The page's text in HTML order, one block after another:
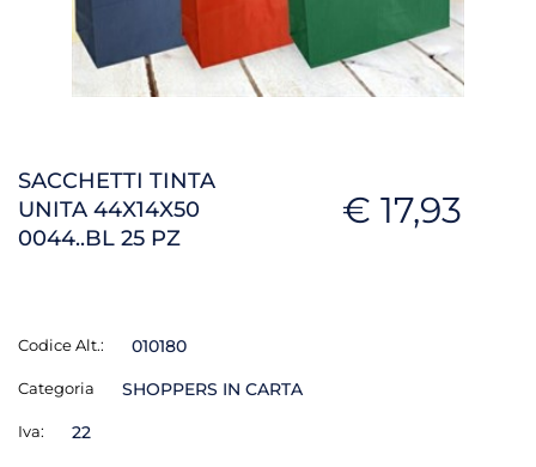
SACCHETTI TINTA
UNITA 44X14X50
0044..BL 25 PZ
€ 17,93
Codice Alt.: 010180
Categoria SHOPPERS IN CARTA
Iva: 22